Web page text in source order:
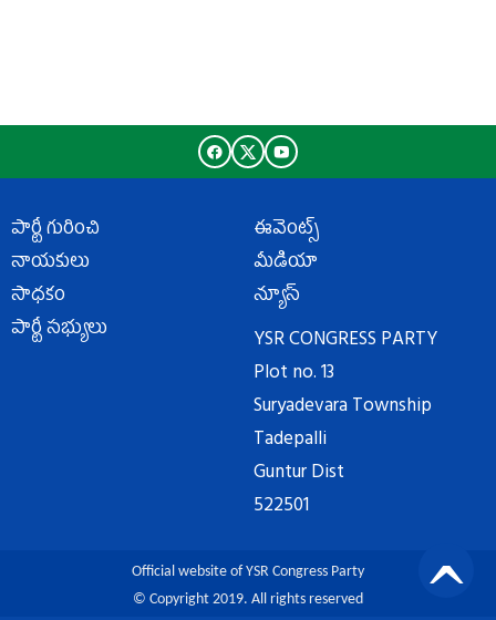
పార్టీ గురించి
నాయకులు
సాధకం
పార్టీ సభ్యులు
ఈవెంట్స్
మీడియా
న్యూస్
YSR CONGRESS PARTY
Plot no. 13
Suryadevara Township
Tadepalli
Guntur Dist
522501
Official website of YSR Congress Party
© Copyright 2019. All rights reserved